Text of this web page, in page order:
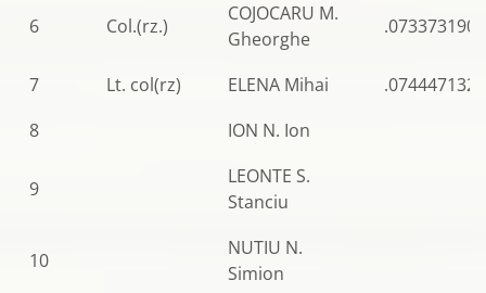
6 Col.(rz.)
COJOCARU M.
Gheorghe
7 Lt. col(rz) ELENA Mihai
.0744471326
8
ION N. Ion
9
LEONTE S.
Stanciu
10
NUTIU N.
Simion